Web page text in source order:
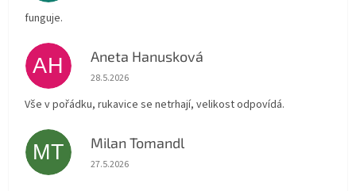
funguje.
AH Aneta Hanusková
Hodnocení obchodu je 5 z 5 hvězdiček.
28.5.2026
Vše v pořádku, rukavice se netrhají, velikost odpovídá.
MT Milan Tomandl
Hodnocení obchodu je 5 z 5 hvězdiček.
27.5.2026